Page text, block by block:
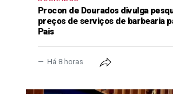
Procon de Dourados divulga
preços de serviços de barbearia
Pais
Há 8 horas